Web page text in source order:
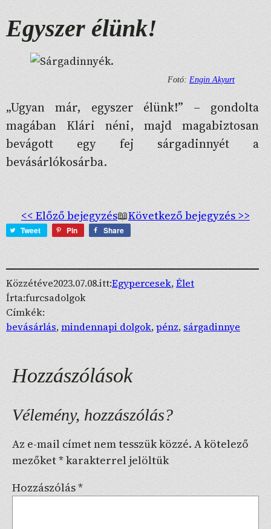
Egyszer élünk!
Fotó: Engin Akyurt
„Ugyan már, egyszer élünk!” – gondolta
magában Klári néni, majd magabiztosan
bevágott egy fej sárgadinnyét a
bevásárlókosárba.
<< Előző bejegyzés📖Következő bejegyzés >>
Tweet Pin Share
Közzétéve2023.07.08.itt:Egypercesek, Élet
Írta:furcsadolgok
Címkék:
bevásárlás, mindennapi dolgok, pénz, sárgadinnye
Hozzászólások
Vélemény, hozzászólás?
Az e-mail címet nem tesszük közzé. A kötelező
mezőket*karakterrel jelöltük
Hozzászólás*